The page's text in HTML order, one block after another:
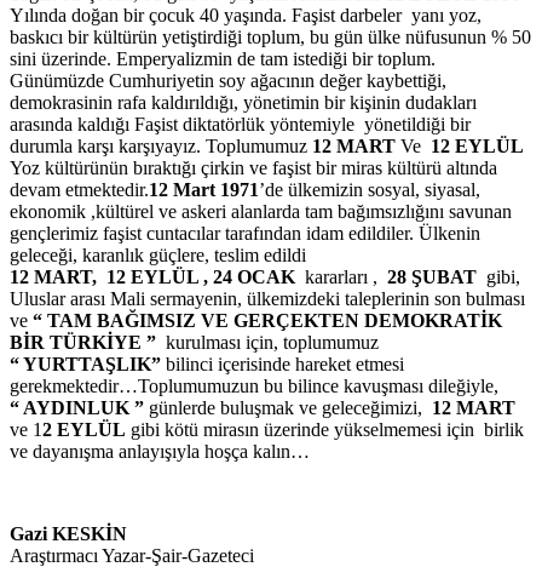
Yılında doğan bir çocuk 40 yaşında. Faşist darbeler yanı yoz,
baskıcı bir kültürün yetiştirdiği toplum, bu gün ülke nüfusunun % 50
sini üzerinde. Emperyalizmin de tam istediği bir toplum.
Günümüzde Cumhuriyetin soy ağacının değer kaybettiği,
demokrasinin rafa kaldırıldığı, yönetimin bir kişinin dudakları
arasında kaldığı Faşist diktatörlük yöntemiyle yönetildiği bir
durumla karşı karşıyayız. Toplumumuz 12 MART Ve 12 EYLÜL
Yoz kültürünün bıraktığı çirkin ve faşist bir miras kültürü altında
devam etmektedir.12 Mart 1971’de ülkemizin sosyal, siyasal,
ekonomik ,kültürel ve askeri alanlarda tam bağımsızlığını savunan
gençlerimiz faşist cuntacılar tarafından idam edildiler. Ülkenin
geleceği, karanlık güçlere, teslim edildi
12 MART, 12 EYLÜL , 24 OCAK kararları , 28 ŞUBAT gibi,
Uluslar arası Mali sermayenin, ülkemizdeki taleplerinin son bulması
ve “ TAM BAĞIMSIZ VE GERÇEKTEN DEMOKRATİK
BİR TÜRKİYE ” kurulması için, toplumumuz
“ YURTTAŞLIK” bilinci içerisinde hareket etmesi
gerekmektedir…Toplumumuzun bu bilince kavuşması dileğiyle,
“ AYDINLUK ” günlerde buluşmak ve geleceğimizi, 12 MART
ve 12 EYLÜL gibi kötü mirasın üzerinde yükselmemesi için birlik
ve dayanışma anlayışıyla hoşça kalın…
Gazi KESKİN
Araştırmacı Yazar-Şair-Gazeteci